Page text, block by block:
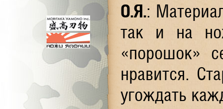
О.Я.:
так и на
«порошок»
нравится.
угождать